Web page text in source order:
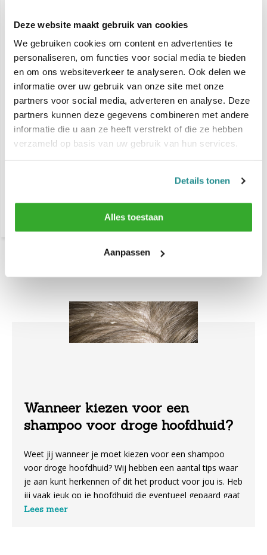
Deze website maakt gebruik van cookies
We gebruiken cookies om content en advertenties te
personaliseren, om functies voor social media te bieden
en om ons websiteverkeer te analyseren. Ook delen we
informatie over uw gebruik van onze site met onze
partners voor social media, adverteren en analyse. Deze
partners kunnen deze gegevens combineren met andere
informatie die u aan ze heeft verstrekt of die ze hebben
verzameld op basis van uw gebruik van hun services.
Details tonen
Alles toestaan
Aanpassen
Indola Professional
Repair Shampoo 300ml
Wanneer kiezen voor een
shampoo voor droge hoofdhuid?
Weet jij wanneer je moet kiezen voor een shampoo
voor droge hoofdhuid? Wij hebben een aantal tips waar
je aan kunt herkennen of dit het product voor jou is. Heb
jij vaak jeuk op je hoofdhuid die eventueel gepaard gaat
met schilfers? Dan is het mogelijk dat je last hebt van
Lees meer